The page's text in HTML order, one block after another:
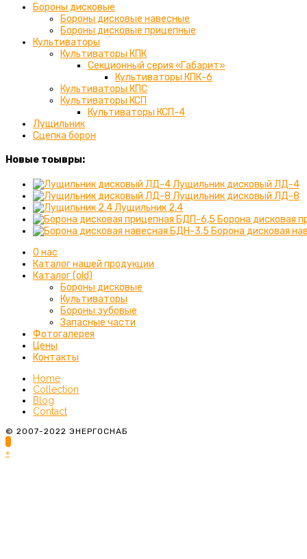
Бороны дисковые
Бороны дисковые навесные
Бороны дисковые прицепные
Культиваторы
Культиваторы КПК
Секционный серия «Габарит»
Культиваторы КПК-6
Культиваторы КПС
Культиваторы КСП
Культиваторы КСП-4
Лущильник
Сцепка борон
Новые тоывры:
Лущильник дисковый ЛД-4
Лущильник дисковый ЛД-8
Лущильник 2.4
Борона дисковая
Борона дисковая
О нас
Каталог нашей продукции
Каталог (old)
Бороны дисковые
Культиваторы
Бороны зубовые
Запасные части
Фотогалерея
Цены
Контакты
Home
Collection
Blog
Contact
© 2007-2022 ЭНЕРГОСНАБ
×